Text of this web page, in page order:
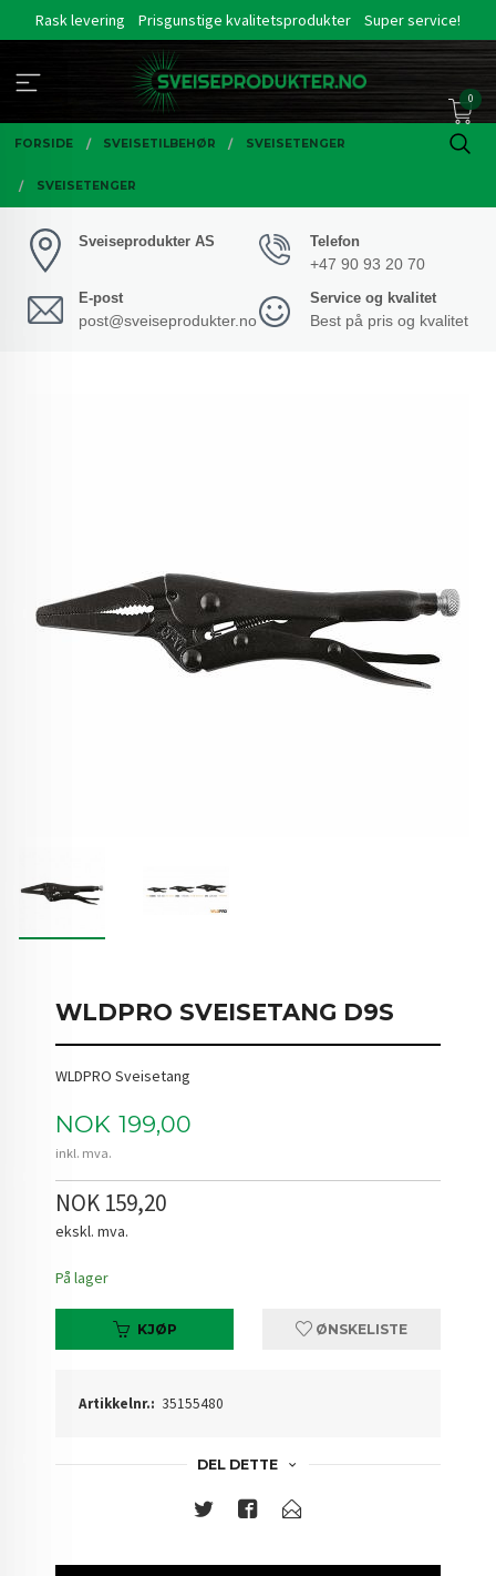
Rask levering Prisgunstige kvalitetsprodukter Super service!
0
FORSIDE SVEISETILBEHØR SVEISETENGER
SVEISETENGER
Sveiseprodukter AS Telefon
+47 90 93 20 70
E-post
post@sveiseprodukter.no
Service og kvalitet
Best på pris og kvalitet
WLDPRO SVEISETANG D9S
WLDPRO Sveisetang
Pris
NOK 199,00
inkl. mva.
NOK 159,20
ekskl. mva.
På lager
KJØP ØNSKELISTE
Artikkelnr.: 35155480
DEL DETTE